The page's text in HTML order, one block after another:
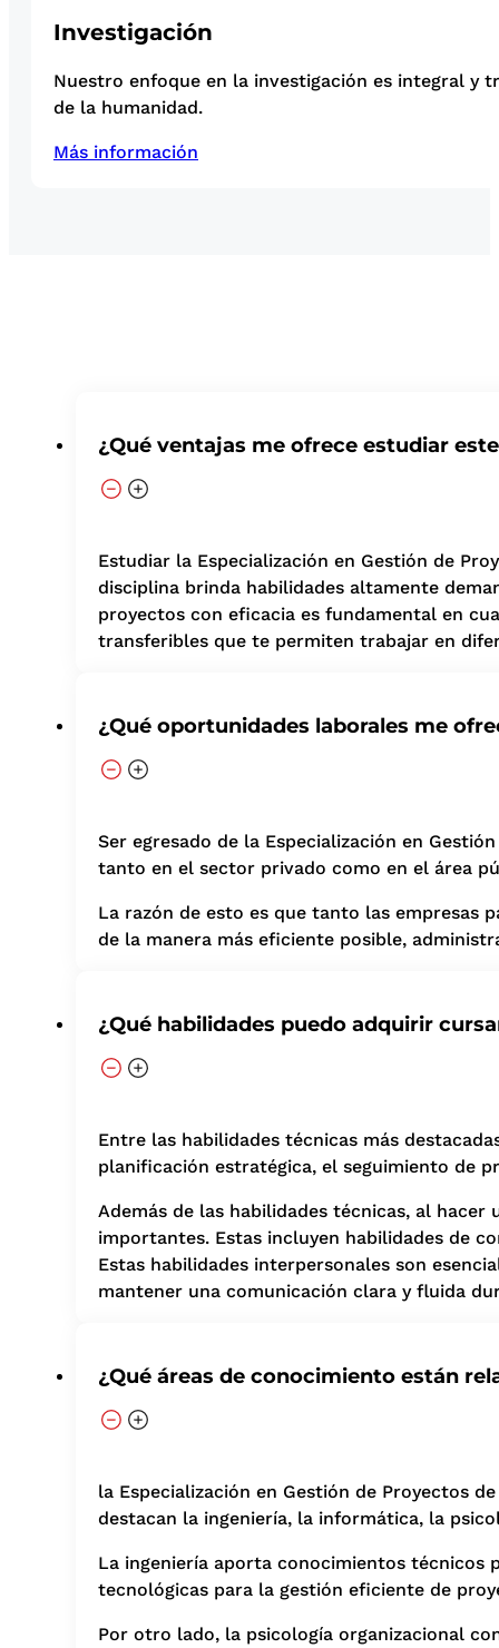
Investigación
Nuestro enfoque en la investigación es integral y
de la humanidad.
Más información
¿Qué ventajas me ofrece estudiar
Estudiar la Especialización en Gestión de
disciplina brinda habilidades altamente
proyectos con eficacia es fundamental en
transferibles que te permiten trabajar en
¿Qué oportunidades laborales me
Ser egresado de la Especialización en
tanto en el sector privado como en el área
La razón de esto es que tanto las empresas
de la manera más eficiente posible,
¿Qué habilidades puedo adquirir
Entre las habilidades técnicas más
planificación estratégica, el seguimiento de
Además de las habilidades técnicas, al
importantes. Estas incluyen habilidades de
Estas habilidades interpersonales son
mantener una comunicación clara y fluida
¿Qué áreas de conocimiento están
la Especialización en Gestión de Proyectos
destacan la ingeniería, la informática, la
La ingeniería aporta conocimientos técnicos
tecnológicas para la gestión eficiente de
Por otro lado, la psicología organizacional